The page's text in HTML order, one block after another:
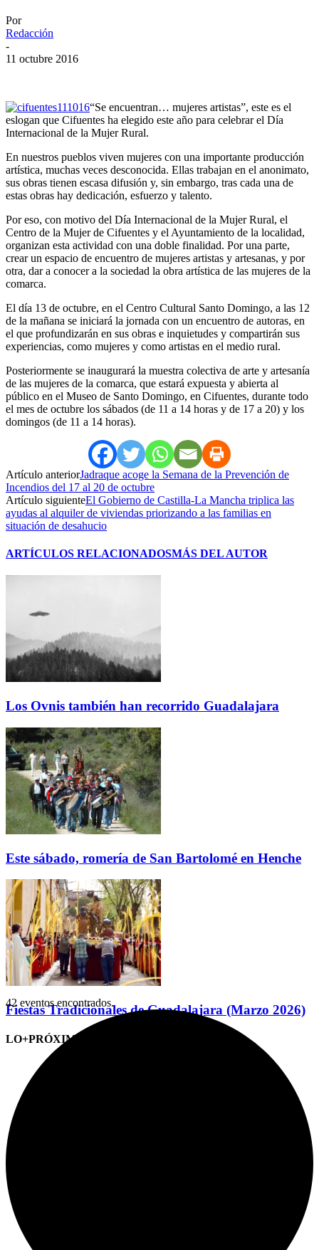
Por
Redacción
-
11 octubre 2016
“Se encuentran… mujeres artistas”, este es el
eslogan que Cifuentes ha elegido este año para celebrar el Día
Internacional de la Mujer Rural.
En nuestros pueblos viven mujeres con una importante producción
artística, muchas veces desconocida. Ellas trabajan en el anonimato,
sus obras tienen escasa difusión y, sin embargo, tras cada una de
estas obras hay dedicación, esfuerzo y talento.
Por eso, con motivo del Día Internacional de la Mujer Rural, el
Centro de la Mujer de Cifuentes y el Ayuntamiento de la localidad,
organizan esta actividad con una doble finalidad. Por una parte,
crear un espacio de encuentro de mujeres artistas y artesanas, y por
otra, dar a conocer a la sociedad la obra artística de las mujeres de la
comarca.
El día 13 de octubre, en el Centro Cultural Santo Domingo, a las 12
de la mañana se iniciará la jornada con un encuentro de autoras, en
el que profundizarán en sus obras e inquietudes y compartirán sus
experiencias, como mujeres y como artistas en el medio rural.
Posteriormente se inaugurará la muestra colectiva de arte y artesanía
de las mujeres de la comarca, que estará expuesta y abierta al
público en el Museo de Santo Domingo, en Cifuentes, durante todo
el mes de octubre los sábados (de 11 a 14 horas y de 17 a 20) y los
domingos (de 11 a 14 horas).
Artículo anteriorJadraque acoge la Semana de la Prevención de
Incendios del 17 al 20 de octubre
Artículo siguienteEl Gobierno de Castilla-La Mancha triplica las
ayudas al alquiler de viviendas priorizando a las familias en
situación de desahucio
ARTÍCULOS RELACIONADOSMÁS DEL AUTOR
Los Ovnis también han recorrido Guadalajara
Este sábado, romería de San Bartolomé en Henche
Fiestas Tradicionales de Guadalajara (Marzo 2026)
LO+PRÓXIMO (CITAS)
42 eventos encontrados.